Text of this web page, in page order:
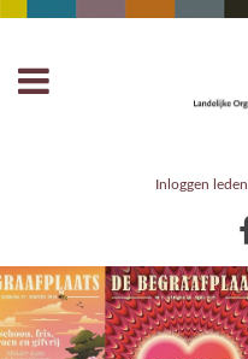
Inloggen leden